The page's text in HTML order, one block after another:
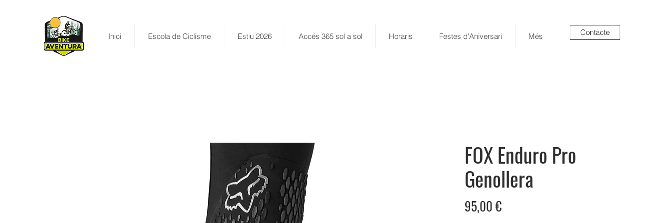
Inici Escola de Ciclisme Estiu 2026 Accés 365 sol a sol Horaris Festes d'Aniversari Més Contacte
FOX Enduro Pro
Genollera
95,00 €Price